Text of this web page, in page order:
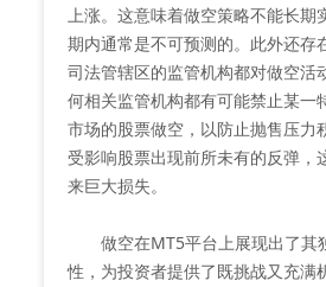
上涨。这意味着做空策略不能长期
期内通常是不可预测的。此外还存
司法管辖区的监管机构都对做空活
何相关监管机构都有可能禁止某一
市场的股票做空，以防止抛售压力
受影响股票出现前所未有的反弹，
来巨大损失。
做空在MT5平台上展现出了其
性，为投资者提供了既挑战又充满